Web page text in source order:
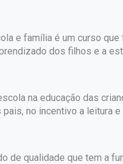
e família é um curso
dos filhos e a
na educação das
no incentivo a leitura
de qualidade que tem a